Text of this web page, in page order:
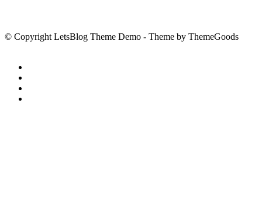
© Copyright LetsBlog Theme Demo - Theme by ThemeGoods